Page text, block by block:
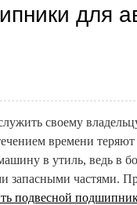
для
своему
времени
в утиль, ведь в
запасными частями.
подвесной